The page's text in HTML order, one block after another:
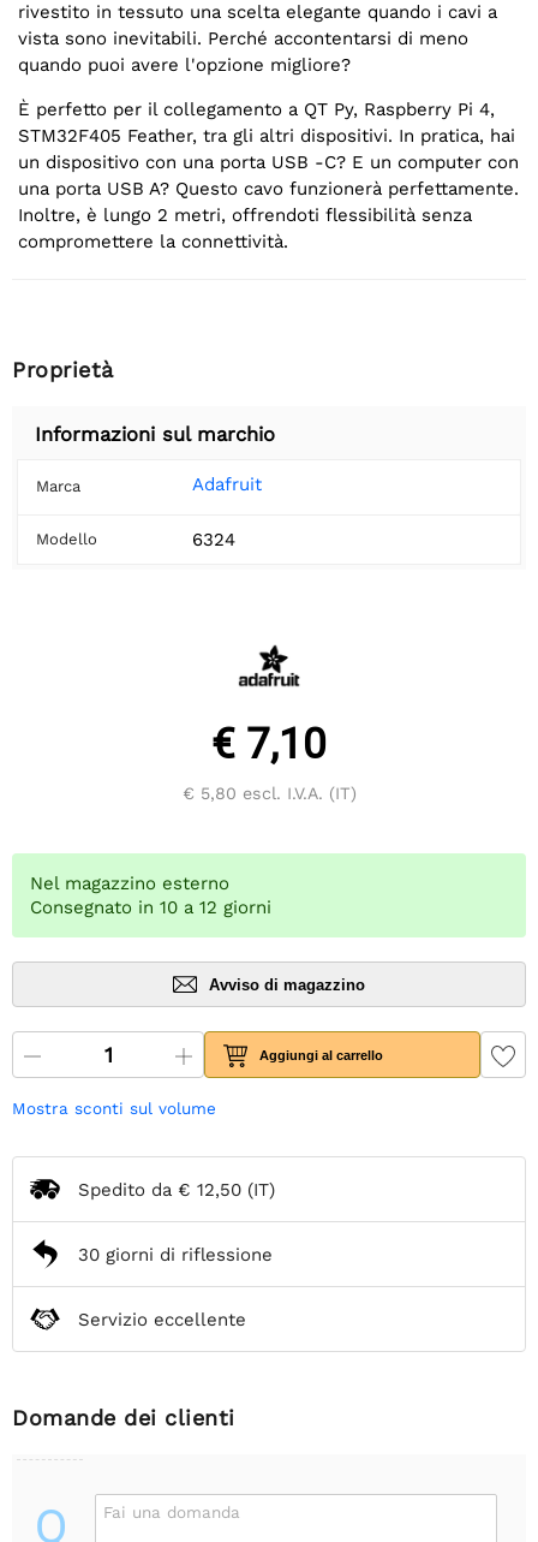
rivestito in tessuto una scelta elegante quando i cavi a
vista sono inevitabili. Perché accontentarsi di meno
quando puoi avere l'opzione migliore?
È perfetto per il collegamento a QT Py, Raspberry Pi 4,
STM32F405 Feather, tra gli altri dispositivi. In pratica, hai
un dispositivo con una porta USB -C? E un computer con
una porta USB A? Questo cavo funzionerà perfettamente.
Inoltre, è lungo 2 metri, offrendoti flessibilità senza
compromettere la connettività.
Proprietà
Informazioni sul marchio
Marca Adafruit
Modello 6324
€ 7,10
€ 5,80 escl. I.V.A. (IT)
Nel magazzino esterno
Consegnato in 10 a 12 giorni
Avviso di magazzino
Aggiungi al carrello
Mostra sconti sul volume
Spedito da € 12,50 (IT)
30 giorni di riflessione
Servizio eccellente
Domande dei clienti
Q Fai una domanda